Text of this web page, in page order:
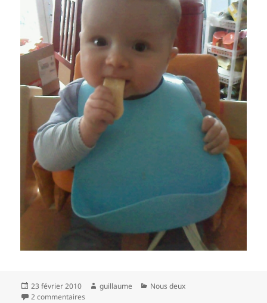
Publié
le
23 février 2010 Auteur
guillaume Catégories
Nous deux
2 commentaires